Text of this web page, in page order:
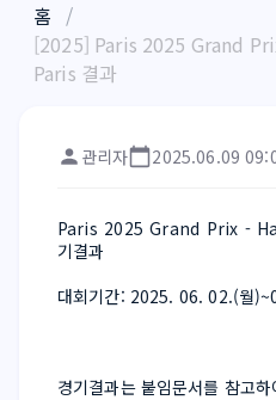
홈 /
[2025] Paris 2025 Grand
Paris 결과
관리자 2025.06.09
Paris 2025 Grand Prix -
기결과
대회기간: 2025. 06. 02.(월
경기결과는 붙임문서를 참고